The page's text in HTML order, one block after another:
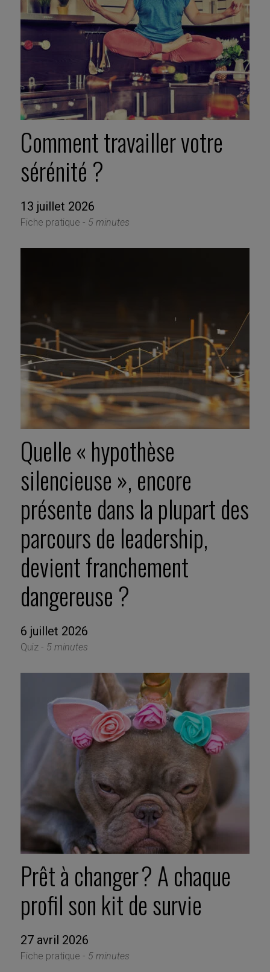
Comment travailler votre
sérénité ?
13 juillet 2026
Fiche pratique - 5 minutes
Quelle « hypothèse
silencieuse », encore
présente dans la plupart des
parcours de leadership,
devient franchement
dangereuse ?
6 juillet 2026
Quiz - 5 minutes
Prêt à changer ? A chaque
profil son kit de survie
27 avril 2026
Fiche pratique - 5 minutes